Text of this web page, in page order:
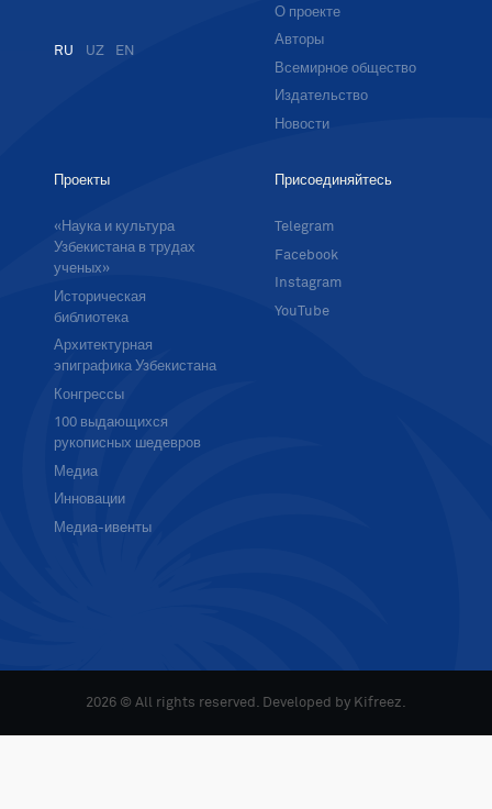
RU UZ EN
О проекте
Авторы
Всемирное общество
Издательство
Новости
Проекты
«Наука и культура
Узбекистана в трудах
ученых»
Историческая
библиотека
Архитектурная
эпиграфика Узбекистана
Конгрессы
100 выдающихся
рукописных шедевров
Медиа
Инновации
Медиа-ивенты
Присоединяйтесь
Telegram
Facebook
Instagram
YouTube
2026 © All rights reserved. Developed by Kifreez.